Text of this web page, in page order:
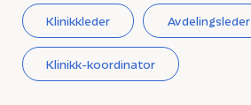
Klinikkleder Avdelingsleder
Klinikk-koordinator